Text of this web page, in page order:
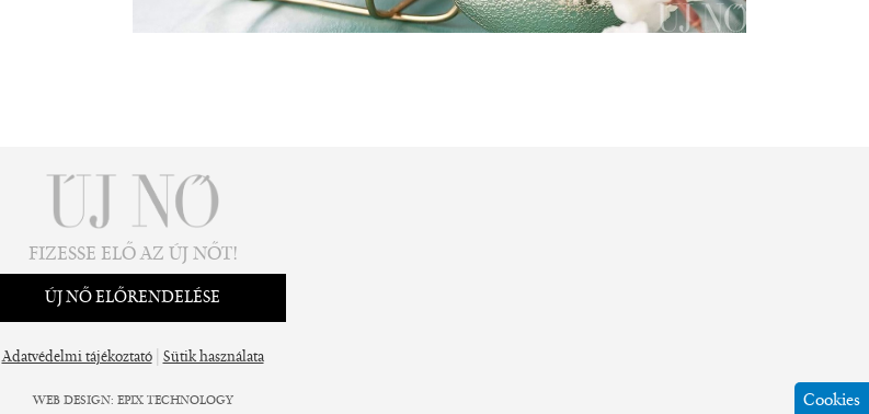
Cookies
FIZESSE ELŐ AZ ÚJ NŐT!
ÚJ NŐ ELŐRENDELÉSE
Adatvédelmi tájékoztató| Sütik használata
WEB DESIGN: EPIX TECHNOLOGY